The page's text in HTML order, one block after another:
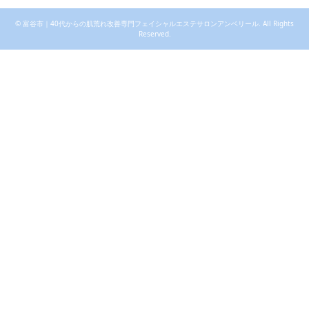
© 富谷市｜40代からの肌荒れ改善専門フェイシャルエステサロンアンベリール. All Rights
Reserved.